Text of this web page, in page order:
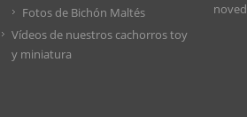
Fotos de Bichón Maltés
Vídeos de nuestros cachorros toy
y miniatura